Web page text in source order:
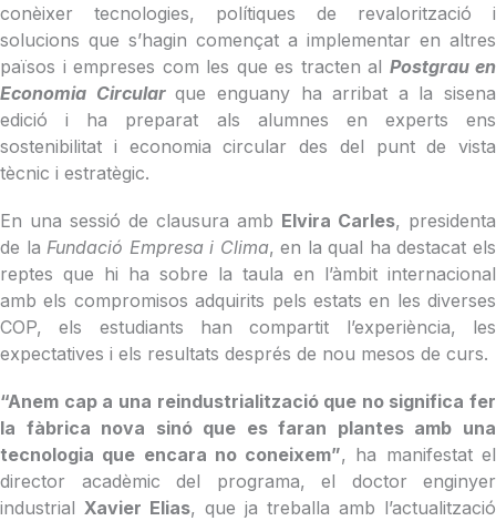
conèixer tecnologies, polítiques de revalorització i
solucions que s’hagin començat a implementar en altres
països i empreses com les que es tracten al Postgrau en
Economia Circularque enguany ha arribat a la sisena
edició i ha preparat als alumnes en experts ens
sostenibilitat i economia circular des del punt de vista
tècnic i estratègic.
En una sessió de clausura amb Elvira Carles, presidenta
de la Fundació Empresa i Clima, en la qual ha destacat els
reptes que hi ha sobre la taula en l’àmbit internacional
amb els compromisos adquirits pels estats en les diverses
COP, els estudiants han compartit l’experiència, les
expectatives i els resultats després de nou mesos de curs.
“Anem cap a una reindustrialització que no significa fer
la fàbrica nova sinó que es faran plantes amb una
tecnologia que encara no coneixem”, ha manifestat el
director acadèmic del programa, el doctor enginyer
industrial Xavier Elias, que ja treballa amb l’actualització